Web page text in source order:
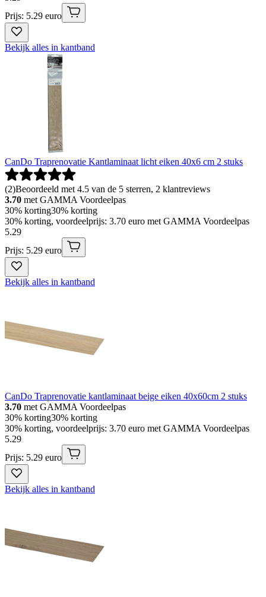
Prijs: 5.29 euro
Bekijk alles in kantband
CanDo Traprenovatie Kantlaminaat licht eiken 40x6 cm 2 stuks
(2)Beoordeeld met 4.5 van de 5 sterren, 2 klantreviews
3.70 met GAMMA Voordeelpas
30% korting30% korting
30% korting, voordeelprijs: 3.70 euro met GAMMA Voordeelpas
5.29
Prijs: 5.29 euro
Bekijk alles in kantband
CanDo Traprenovatie kantlaminaat beige eiken 40x60cm 2 stuks
3.70 met GAMMA Voordeelpas
30% korting30% korting
30% korting, voordeelprijs: 3.70 euro met GAMMA Voordeelpas
5.29
Prijs: 5.29 euro
Bekijk alles in kantband